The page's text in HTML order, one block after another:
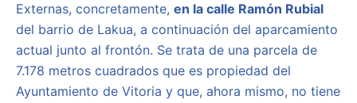
Externas, concretamente, en la calle Ramón Rubial
del barrio de Lakua, a continuación del aparcamiento
actual junto al frontón. Se trata de una parcela de
7.178 metros cuadrados que es propiedad del
Ayuntamiento de Vitoria y que, ahora mismo, no tiene